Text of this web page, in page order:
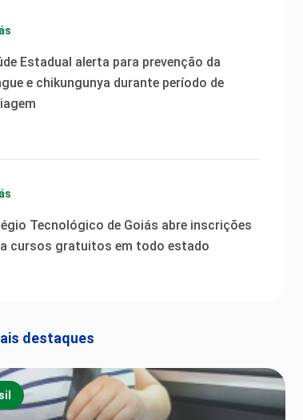
Estadual alerta para prevenção da
e chikungunya durante período de
Tecnológico de Goiás abre inscrições
cursos gratuitos em todo estado
destaques